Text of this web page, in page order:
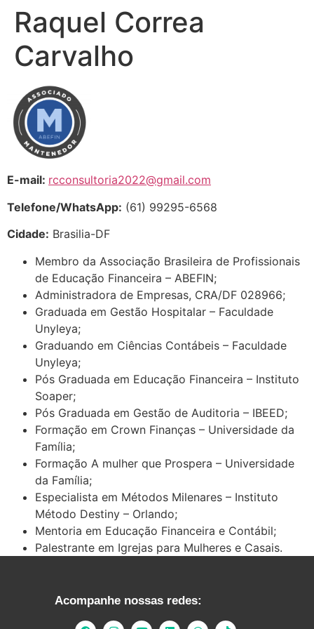
Raquel Correa
Carvalho
E-mail: rcconsultoria2022@gmail.com
Telefone/WhatsApp: (61) 99295-6568
Cidade: Brasilia-DF
Membro da Associação Brasileira de Profissionais
de Educação Financeira – ABEFIN;
Administradora de Empresas, CRA/DF 028966;
Graduada em Gestão Hospitalar – Faculdade
Unyleya;
Graduando em Ciências Contábeis – Faculdade
Unyleya;
Pós Graduada em Educação Financeira – Instituto
Soaper;
Pós Graduada em Gestão de Auditoria – IBEED;
Formação em Crown Finanças – Universidade da
Família;
Formação A mulher que Prospera – Universidade
da Família;
Especialista em Métodos Milenares – Instituto
Método Destiny – Orlando;
Mentoria em Educação Financeira e Contábil;
Palestrante em Igrejas para Mulheres e Casais.
Acompanhe nossas redes: